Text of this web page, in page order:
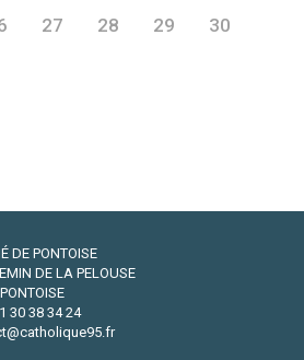
27 28 29 30
DE PONTOISE
DE LA PELOUSE
30 38 34 24